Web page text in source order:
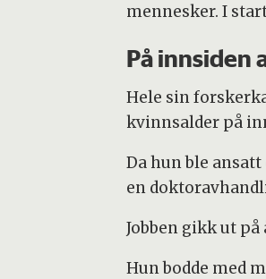
mennesker. I
På innsiden
Hele sin
kvinnsalder på
Da hun ble
en
Jobben gikk ut på
Hun bodde med